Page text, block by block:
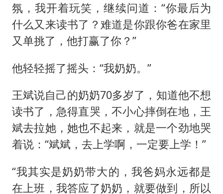
氛，我开着玩笑，继续问道：“你最后为
什么又来读书了？难道是你跟你爸在家里
又单挑了，他打赢了你？”
他轻轻摇了摇头：“我奶奶。”
王斌说自己的奶奶70多岁了，知道他不想
读书了，急得直哭，不小心摔倒在地，王
斌去拉她，她也不起来，就是一个劲地哭
着说：“斌斌，去上学啊，一定要上学！”
“我其实是奶奶带大的，我爸妈永远都是
在上班，我答应了奶奶，就要做到，所以